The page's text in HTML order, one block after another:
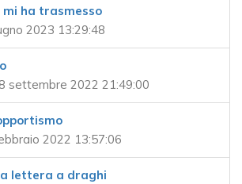
mi ha trasmesso
2023 13:29:48
settembre 2022 21:49:00
2022 13:57:06
lettera a draghi